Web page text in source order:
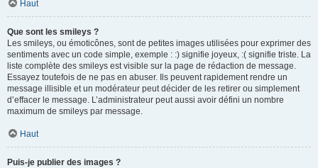
Haut
Que sont les smileys ?
Les smileys, ou émoticônes, sont de petites images utilisées pour exprimer des
sentiments avec un code simple, exemple : :) signifie joyeux, :( signifie triste. La
liste complète des smileys est visible sur la page de rédaction de message.
Essayez toutefois de ne pas en abuser. Ils peuvent rapidement rendre un
message illisible et un modérateur peut décider de les retirer ou simplement
d’effacer le message. L’administrateur peut aussi avoir défini un nombre
maximum de smileys par message.
Haut
Puis-je publier des images ?